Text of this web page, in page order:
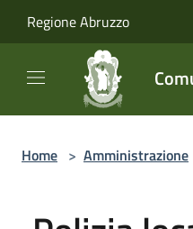
Regione Abruzzo
Home > Amministrazione